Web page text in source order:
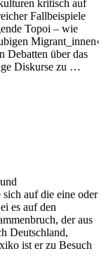
kritisch auf
Fallbeispiele
Topoi – wie
Migrant_innen‹
Debatten über das
Diskurse zu …
auf die eine oder
es auf den
der aus
Deutschland,
ist er zu Besuch